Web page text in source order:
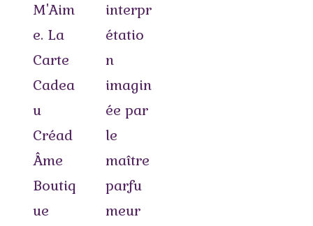
M'Aim
e. La
Carte
Cadea
u
Créad
Âme
Boutiq
ue
interpr
étatio
n
imagin
ée par
le
maître
parfu
meur